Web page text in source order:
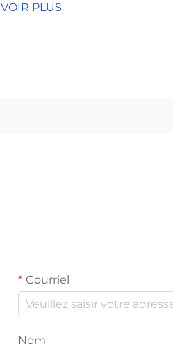
réduction du stress Selon les
VOIR PLUS
Courriel
Nom